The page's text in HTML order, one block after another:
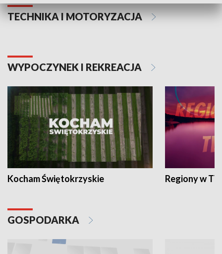
TECHNIKA I MOTORYZACJA
WYPOCZYNEK I REKREACJA
Kocham Świętokrzyskie Regiony w
GOSPODARKA